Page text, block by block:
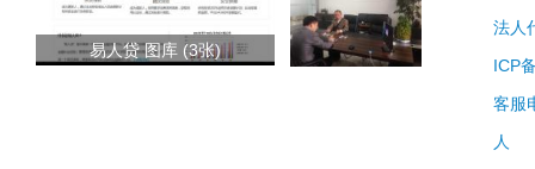
易人贷 图库 (3张)
法人
ICP
客服
人